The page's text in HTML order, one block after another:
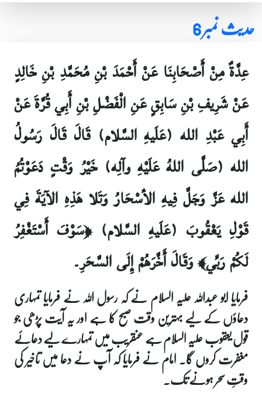
حدیث نمبر 6
عِدَّةٌ مِنْ أَصْحَابِنَا عَنْ أَحْمَدَ بْنِ مُحَمَّدِ بْنِ خَالِدٍ
عَنْ شَرِيفِ بْنِ سَابِقٍ عَنِ الْفَضْلِ بْنِ أَبِي قُرَّةَ عَنْ
أَبِي عَبْدِ الله (عَلَيهِ السَّلام) قَالَ قَالَ رَسُولُ
الله (صَلَّى اللهُ عَلَيْهِ وآلِه) خَيْرُ وَقْتٍ دَعَوْتُمُ
الله عَزَّ وَجَلَّ فِيهِ الأسْحَارُ وَتَلا هَذِهِ الآيَةَ فِي
قَوْلِ يَعْقُوبَ (عَلَيهِ السَّلام) ﴿سَوْفَ أَسْتَغْفِرُ
لَكُمْ رَبِّي﴾ وَقَالَ أَخَّرَهُمْ إِلَى السَّحَرِ۔
فرمایا ابو عبداللہ علیہ السلام نے کہ رسول اللہ نے فرمایا تمہاری
دعاؤں کے لیے بہترین وقت صبح کا ہے اور یہ آیت پڑھی جو
قول یعقوب علیہ السلام ہے عنقریب میں تمہارے لیے دعائے
مغفرت کروں گا۔ امام نے فرمایا کہ آپ نے دعا میں تاخیر کی
وقتِ سحر ہونے تک۔